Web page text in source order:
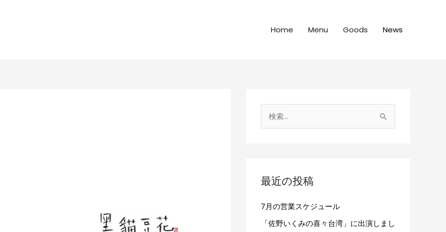
Home Menu Goods News
:最近の投稿
7月の営業スケジュール
「佐野いくみの喜々台湾」に出演しまし